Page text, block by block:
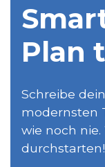
Plan
Schreibe
modernsten
wie noch
durchstarten!